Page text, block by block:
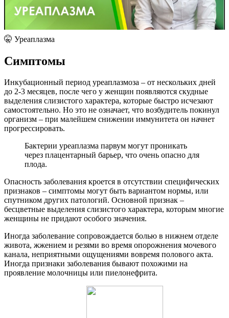
🤫 Уреаплазма
Симптомы
Инкубационный период уреаплазмоза – от нескольких дней
до 2-3 месяцев, после чего у женщин появляются скудные
выделения слизистого характера, которые быстро исчезают
самостоятельно. Но это не означает, что возбудитель покинул
организм – при малейшем снижении иммунитета он начнет
прогрессировать.
Бактерии уреаплазма парвум могут проникать
через плацентарный барьер, что очень опасно для
плода.
Опасность заболевания кроется в отсутствии специфических
признаков – симптомы могут быть вариантом нормы, или
спутником других патологий. Основной признак –
бесцветные выделения слизистого характера, которым многие
женщины не придают особого значения.
Иногда заболевание сопровождается болью в нижнем отделе
живота, жжением и резями во время опорожнения мочевого
канала, неприятными ощущениями вовремя полового акта.
Иногда признаки заболевания бывают похожими на
проявление молочницы или пиелонефрита.